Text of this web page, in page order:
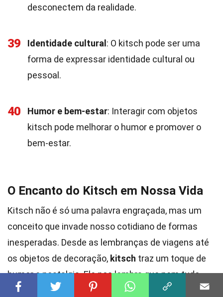
desconectem da realidade.
39 Identidade cultural : O kitsch pode ser uma
forma de expressar identidade cultural ou
pessoal.
40 Humor e bem-estar: Interagir com objetos
kitsch pode melhorar o humor e promover o
bem-estar.
O Encanto do Kitsch em Nossa Vida
Kitsch não é só uma palavra engraçada, mas um
conceito que invade nosso cotidiano de formas
inesperadas. Desde as lembranças de viagens até
os objetos de decoração, kitsch traz um toque de
humor e nostalgia. Ele nos lembra que nem tudo
precisa ser sério ou sofisticado. Às vezes, um